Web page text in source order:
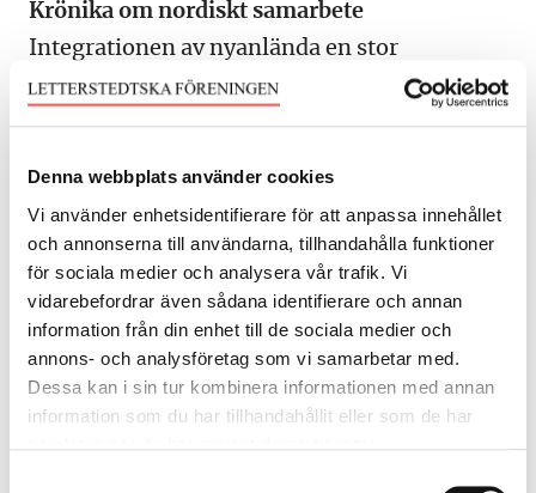
Denna webbplats använder cookies
Vi använder enhetsidentifierare för att anpassa innehållet
och annonserna till användarna, tillhandahålla funktioner
för sociala medier och analysera vår trafik. Vi
vidarebefordrar även sådana identifierare och annan
information från din enhet till de sociala medier och
annons- och analysföretag som vi samarbetar med.
Dessa kan i sin tur kombinera informationen med annan
information som du har tillhandahållit eller som de har
Krönika om nordiskt samarbete
Integrationen av nyanlända en stor
utmaning. Anders Ljunggren
Utdelning av det nordiska översättarpriset ur
de nyhlénska medlen 2015. Lena Wiklund
Styrelser, medlemmar och anslag 2015
Anslagsutlysning för 2016
Strid rundt fredens sekretær. Harald
Stanghelle